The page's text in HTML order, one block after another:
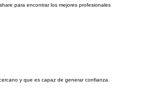
para encontrar los mejores profesionales
y que es capaz de generar confianza.